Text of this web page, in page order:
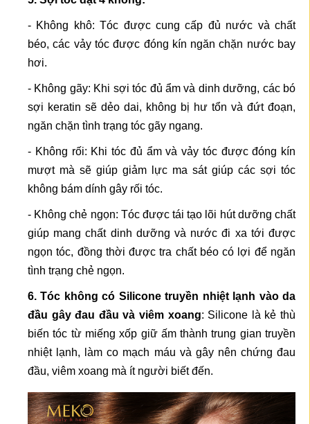
- Không khô: Tóc được cung cấp đủ nước và chất
béo, các vảy tóc được đóng kín ngăn chặn nước bay
hơi.
- Không gãy: Khi sợi tóc đủ ẩm và dinh dưỡng, các bó
sợi keratin sẽ dẻo dai, không bị hư tổn và đứt đoạn,
ngăn chặn tình trạng tóc gãy ngang.
- Không rối: Khi tóc đủ ẩm và vảy tóc được đóng kín
mượt mà sẽ giúp giảm lực ma sát giúp các sợi tóc
không bám dính gây rối tóc.
- Không chẻ ngọn: Tóc được tái tạo lõi hút dưỡng chất
giúp mang chất dinh dưỡng và nước đi xa tới được
ngọn tóc, đồng thời được tra chất béo có lợi để ngăn
tình trạng chẻ ngọn.
6. Tóc không có Silicone truyền nhiệt lạnh vào da
đầu gây đau đầu và viêm xoang: Silicone là kẻ thù
biến tóc từ miếng xốp giữ ấm thành trung gian truyền
nhiệt lạnh, làm co mạch máu và gây nên chứng đau
đầu, viêm xoang mà ít người biết đến.